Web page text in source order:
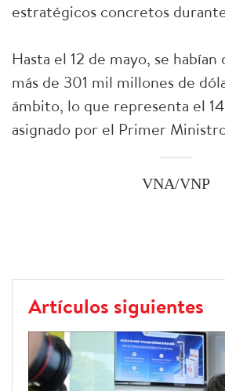
estratégicos concretos
Hasta el 12 de mayo, se
más de 301 mil millones de
ámbito, lo que representa el
asignado por el Primer
VNA/VNP
Artículos siguientes